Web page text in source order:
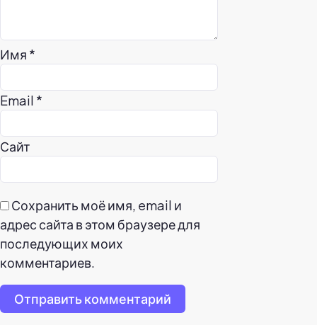
Имя *
Email *
Сайт
Сохранить моё имя, email и
адрес сайта в этом браузере для
последующих моих
комментариев.
Отправить комментарий